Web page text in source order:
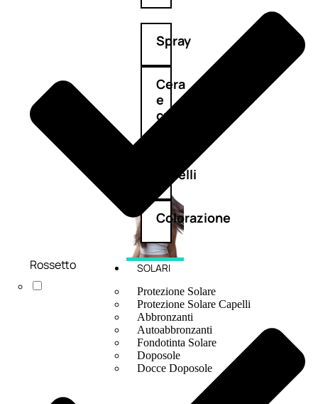
Spray
Cera
e
crema
capelli
Colorazione
SOLARI
Protezione Solare
Protezione Solare Capelli
Abbronzanti
Autoabbronzanti
Fondotinta Solare
Doposole
Docce Doposole
Rossetto